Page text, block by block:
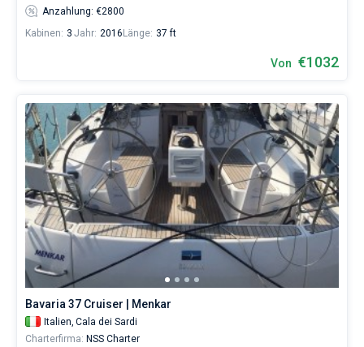
Anzahlung: €2800
Kabinen: 3 Jahr: 2016 Länge: 37 ft
Von €1032
Bavaria 37 Cruiser | Menkar
Italien, Cala dei Sardi
Charterfirma: NSS Charter